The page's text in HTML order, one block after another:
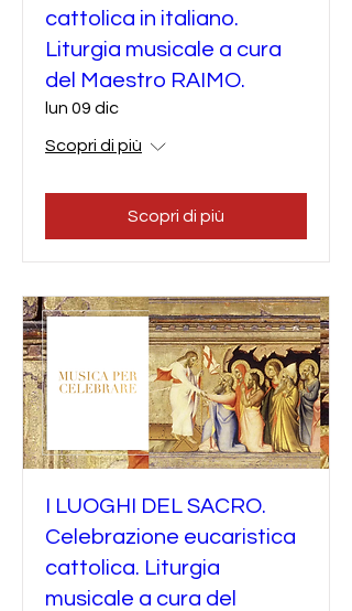
cattolica in italiano.
Liturgia musicale a cura
del Maestro RAIMO.
lun 09 dic
Scopri di più
Scopri di più
I LUOGHI DEL SACRO.
Celebrazione eucaristica
cattolica. Liturgia
musicale a cura del